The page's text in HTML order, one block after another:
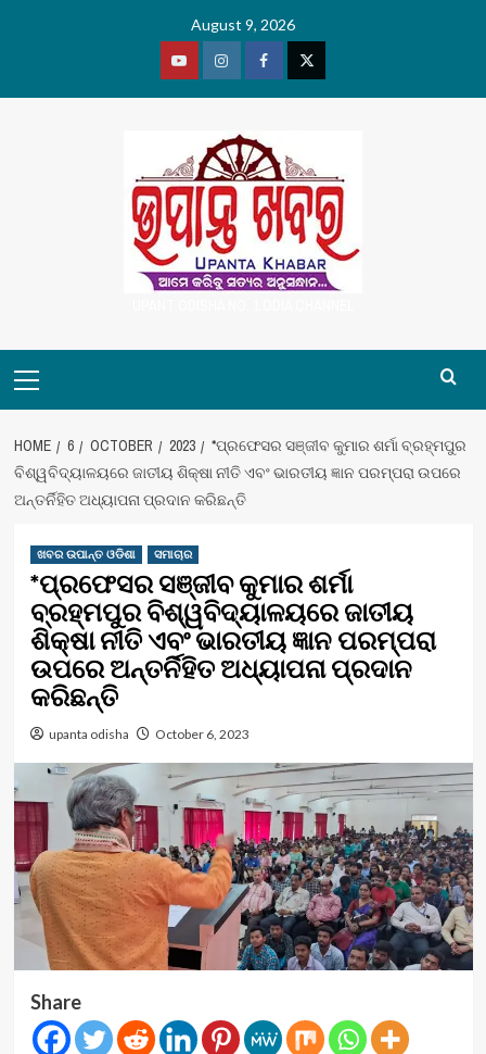
August 9, 2026
YoutubeVimeoFacebookTwitter
Menu
HOME 6 OCTOBER 2023
*ପ୍ରଫେସର ସଞ୍ଜୀବ କୁମାର ଶର୍ମା ବ୍ରହ୍ମପୁର
ବିଶ୍ୱବିଦ୍ୟାଳୟରେ ଜାତୀୟ ଶିକ୍ଷା ନୀତି ଏବଂ ଭାରତୀୟ ଜ୍ଞାନ ପରମ୍ପରା ଉପରେ
ଅନ୍ତର୍ନିହିତ ଅଧ୍ୟାପନା ପ୍ରଦାନ କରିଛନ୍ତି
ଖବର ଉପାନ୍ତ ଓଡିଶା ସମାଚାର
*ପ୍ରଫେସର ସଞ୍ଜୀବ କୁମାର ଶର୍ମା
ବ୍ରହ୍ମପୁର ବିଶ୍ୱବିଦ୍ୟାଳୟରେ ଜାତୀୟ
ଶିକ୍ଷା ନୀତି ଏବଂ ଭାରତୀୟ ଜ୍ଞାନ ପରମ୍ପରା
ଉପରେ ଅନ୍ତର୍ନିହିତ ଅଧ୍ୟାପନା ପ୍ରଦାନ
କରିଛନ୍ତି
upanta odisha October 6, 2023
Share